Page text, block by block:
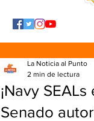
¡Navy
Senado
La Noticia al Punto
2 min de lectura